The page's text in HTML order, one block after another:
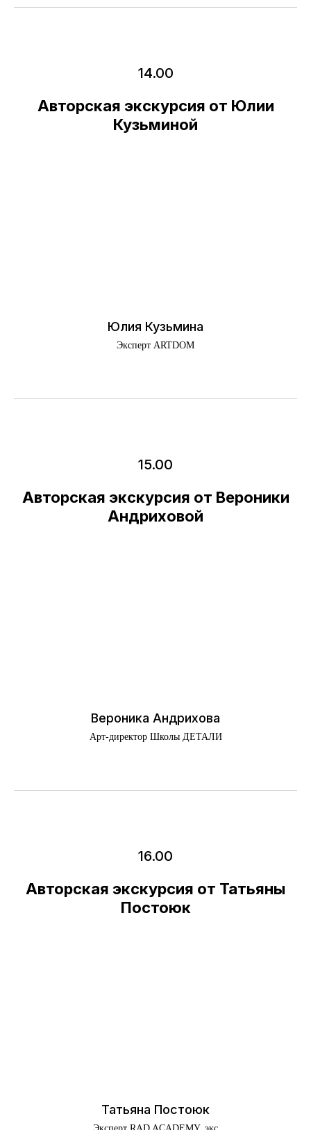
14.00
Авторская экскурсия от Юлии
Кузьминой
Юлия Кузьмина
Эксперт ARTDOM
15.00
Авторская экскурсия от Вероники
Андриховой
Вероника Андрихова
Арт-директор Школы ДЕТАЛИ
16.00
Авторская экскурсия от Татьяны
Постоюк
Татьяна Постоюк